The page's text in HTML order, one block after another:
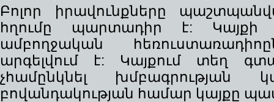
Բոլոր իրավունքները
հղումը պարտադիր է: Կայքի
ամբողջական
արգելվում է: Կայքում տեղ
չհամընկնել խմբագրության
բովանդակության համար կայքը